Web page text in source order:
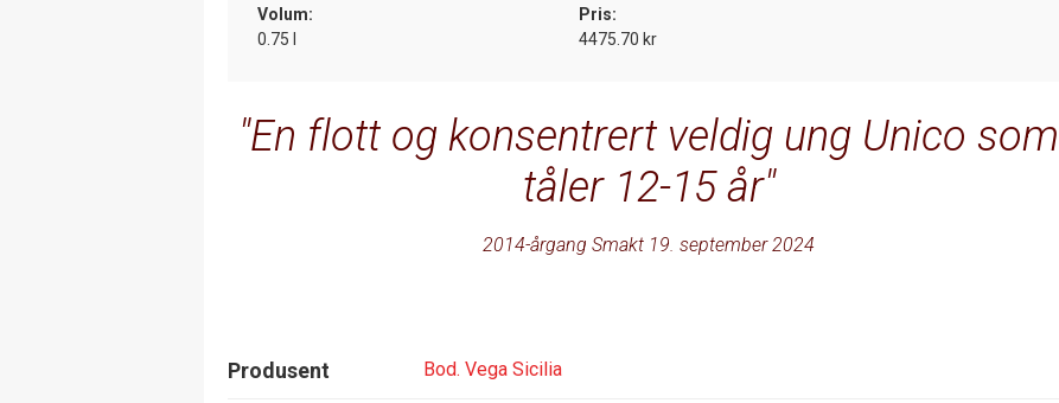
Volum:
0.75 l
Pris:
4475.70 kr
En flott og konsentrert veldig ung Unico som
tåler 12-15 år
2014-årgang Smakt 19. september 2024
Produsent Bod. Vega Sicilia